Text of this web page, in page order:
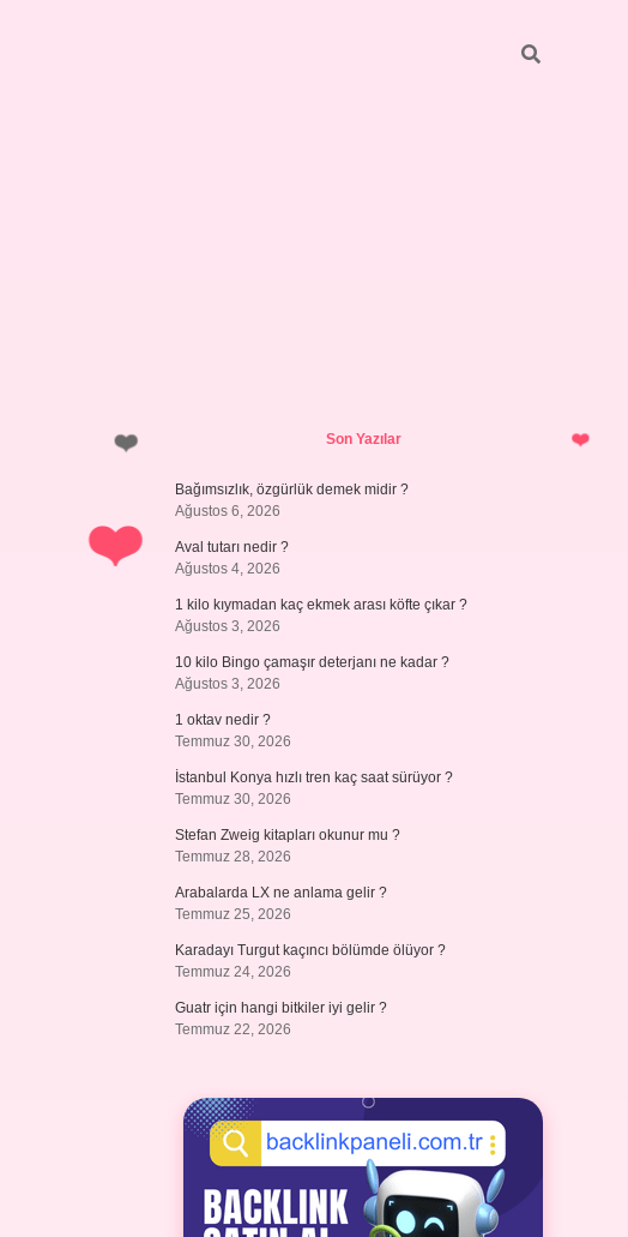
SidebarSon Yazılar
Bağımsızlık, özgürlük demek midir ?
Ağustos 6, 2026
Aval tutarı nedir ?
Ağustos 4, 2026
1 kilo kıymadan kaç ekmek arası köfte çıkar ?
Ağustos 3, 2026
10 kilo Bingo çamaşır deterjanı ne kadar ?
Ağustos 3, 2026
1 oktav nedir ?
Temmuz 30, 2026
İstanbul Konya hızlı tren kaç saat sürüyor ?
Temmuz 30, 2026
Stefan Zweig kitapları okunur mu ?
Temmuz 28, 2026
Arabalarda LX ne anlama gelir ?
Temmuz 25, 2026
Karadayı Turgut kaçıncı bölümde ölüyor ?
Temmuz 24, 2026
Guatr için hangi bitkiler iyi gelir ?
Temmuz 22, 2026